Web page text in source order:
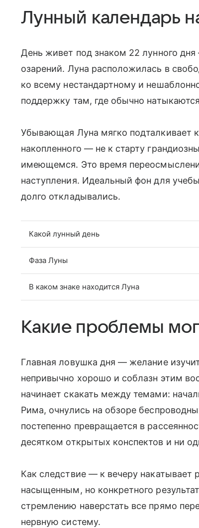
Лунный календарь
День живет под знаком 22 лунного
озарений. Луна расположилась в
ко всему нестандартному и
поддержку там, где обычно
Убывающая Луна мягко подталкивает
накопленного — не к старту
имеющемся. Это время
наступления. Идеальный фон для
долго откладывались.
Какой лунный день
Фаза Луны
В каком знаке находится Луна
Какие проблемы
Главная ловушка дня — желание
непривычно хорошо и соблазн этим
начинает скакать между темами:
Рима, очнулись на обзоре
постепенно превращается в
десятком открытых конспектов и ни
Как следствие — к вечеру
насыщенным, но конкретного
стремлению наверстать все прямо
нервную систему.